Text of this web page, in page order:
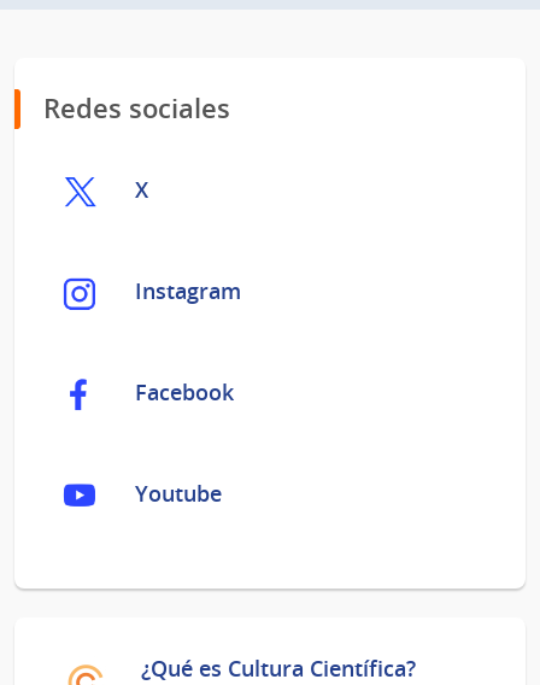
Redes sociales
X
Instagram
Facebook
Youtube
¿Qué es Cultura Científica?